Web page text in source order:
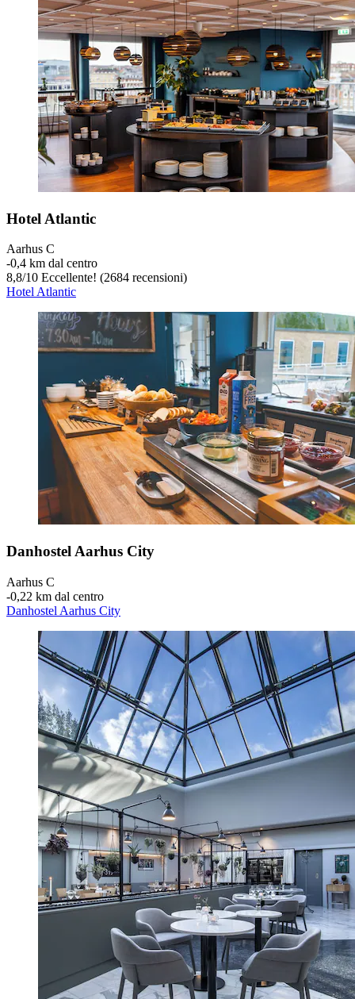
Hotel Atlantic
Aarhus C
‐0,4 km dal centro
8,8/10 Eccellente! (2684 recensioni)
Hotel Atlantic
Danhostel Aarhus City
Aarhus C
‐0,22 km dal centro
Danhostel Aarhus City